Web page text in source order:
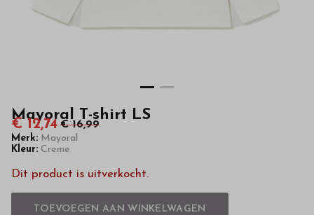
webshop
Mayoral T-shirt LS
€ 12,74 € 16,99
Merk: Mayoral
Kleur: Creme
Dit product is uitverkocht.
TOEVOEGEN AAN WINKELWAGEN